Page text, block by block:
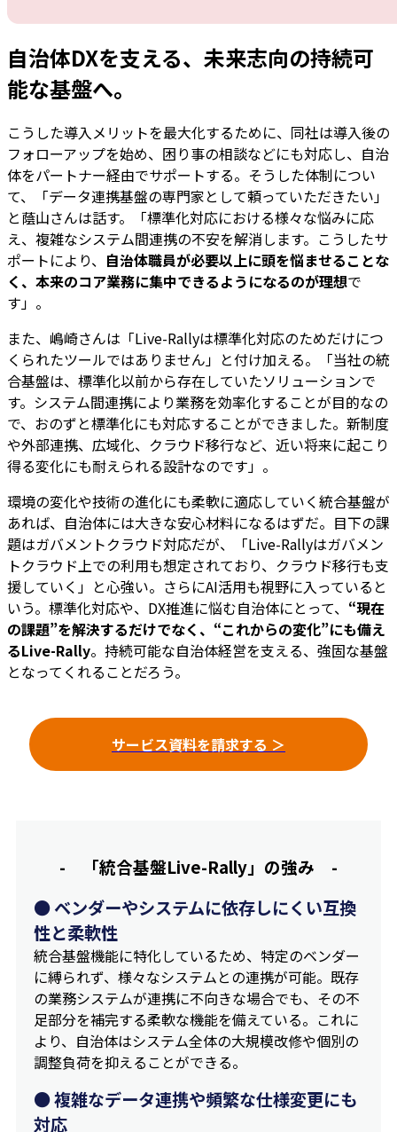
自治体DXを支える、未来志向の持続可
能な基盤へ。
こうした導入メリットを最大化するために、同社は導入後の
フォローアップを始め、困り事の相談などにも対応し、自治
体をパートナー経由でサポートする。そうした体制につい
て、「データ連携基盤の専門家として頼っていただきたい」
と蔭山さんは話す。「標準化対応における様々な悩みに応
え、複雑なシステム間連携の不安を解消します。こうしたサ
ポートにより、 自治体職員が必要以上に頭を悩ませることな
く、本来のコア業務に集中できるようになるのが理想で
す」。
また、嶋崎さんは「Live-Rallyは標準化対応のためだけにつ
くられたツールではありません」と付け加える。「当社の統
合基盤は、標準化以前から存在していたソリューションで
す。システム間連携により業務を効率化することが目的なの
で、おのずと標準化にも対応することができました。新制度
や外部連携、広域化、クラウド移行など、近い将来に起こり
得る変化にも耐えられる設計なのです」。
環境の変化や技術の進化にも柔軟に適応していく統合基盤が
あれば、自治体には大きな安心材料になるはずだ。目下の課
題はガバメントクラウド対応だが、「Live-Rallyはガバメン
トクラウド上での利用も想定されており、クラウド移行も支
援していく」と心強い。さらにAI活用も視野に入っていると
いう。標準化対応や、DX推進に悩む自治体にとって、 “現在
の課題”を解決するだけでなく、“これからの変化”にも備え
るLive-Rally。持続可能な自治体経営を支える、強固な基盤
となってくれることだろう。
サービス資料を請求する ＞
- 「統合基盤Live-Rally」の強み -
● ベンダーやシステムに依存しにくい互換
性と柔軟性
統合基盤機能に特化しているため、特定のベンダー
に縛られず、様々なシステムとの連携が可能。既存
の業務システムが連携に不向きな場合でも、その不
足部分を補完する柔軟な機能を備えている。これに
より、自治体はシステム全体の大規模改修や個別の
調整負荷を抑えることができる。
● 複雑なデータ連携や頻繁な仕様変更にも
対応